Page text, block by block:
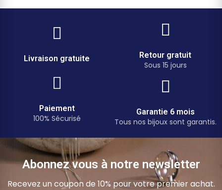
Livraison gratuite
Paiement
100% Sécurisé
Retour gratuit
Sous 15 jours
Garantie 6 mois
Tous nos bijoux sont garantis.
Abonnez vous à notre newsletter
Recevez un coupon de 10% pour votre premier achat.